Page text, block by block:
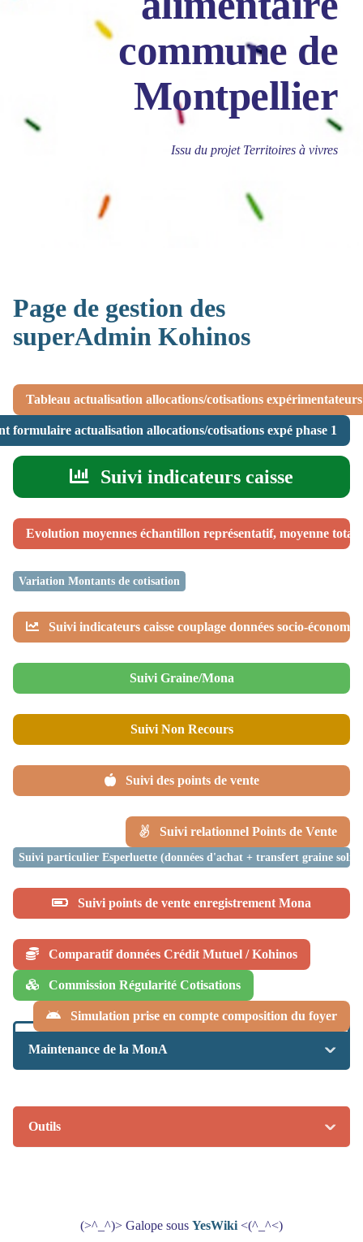
commune de
Montpellier
Issu du projet Territoires à vivres
Page de gestion des
superAdmin Kohinos
Tableau actualisation allocations/cotisations
formulaire actualisation allocations/cotisations expé phase 1
Suivi indicateurs caisse
Evolution moyennes échantillon représentatif, moyenne
Variation Montants de cotisation
Suivi indicateurs caisse couplage données socio-
Suivi Graine/Mona
Suivi Non Recours
Suivi des points de vente
Suivi relationnel Points de Vente
Suivi particulier Esperluette (données d'achat + transfert graine
Suivi points de vente enregistrement Mona
Comparatif données Crédit Mutuel / Kohinos
Commission Régularité Cotisations
Simulation prise en compte composition du foyer
Maintenance de la MonA
Outils
(>^_^)> Galope sous YesWiki <(^_^<)